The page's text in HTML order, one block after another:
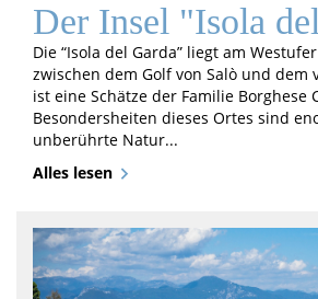
Der Insel "Isola
Die “Isola del Garda” liegt am
zwischen dem Golf von Salò und dem
ist eine Schätze der Familie Borghese
Besondersheiten dieses Ortes sind
unberührte Natur...
Alles lesen